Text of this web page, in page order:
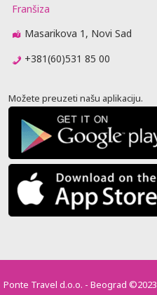
Franšiza
Masarikova 1, Novi Sad
+381(60)531 85 00
Možete preuzeti našu aplikaciju.
Ponte Travel d.o.o. - Beograd ©2023